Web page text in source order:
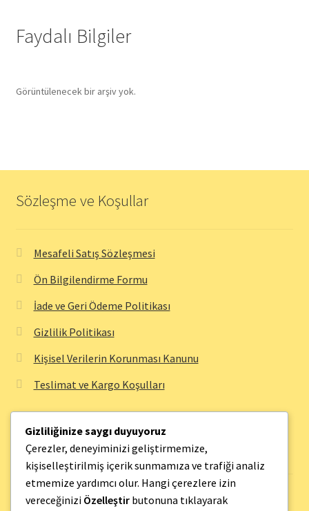
Faydalı Bilgiler
Görüntülenecek bir arşiv yok.
Sözleşme ve Koşullar
Mesafeli Satış Sözleşmesi
Ön Bilgilendirme Formu
İade ve Geri Ödeme Politikası
Gizlilik Politikası
Kişisel Verilerin Korunması Kanunu
Teslimat ve Kargo Koşulları
Bilgi Sayfaları
Hakkımızda
Gizliliğinize saygı duyuyoruz
Çerezler, deneyiminizi geliştirmemize,
kişiselleştirilmiş içerik sunmamıza ve trafiği analiz
etmemize yardımcı olur. Hangi çerezlere izin
vereceğinizi Özelleştir butonuna tıklayarak